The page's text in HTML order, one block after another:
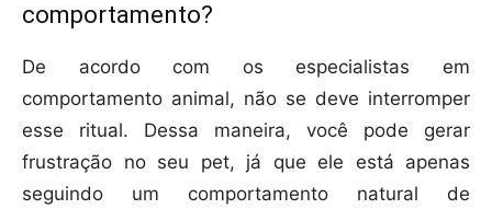
comportamento?
De acordo com os especialistas em
comportamento animal, não se deve interromper
esse ritual. Dessa maneira, você pode gerar
frustração no seu pet, já que ele está apenas
seguindo um comportamento natural de